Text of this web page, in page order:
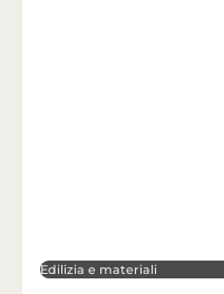
Edilizia e materiali